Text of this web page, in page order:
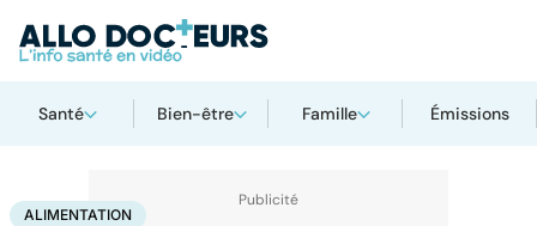
Santé Bien-être Famille Émissions
AccueilBien-être Nutrition Alimentation
ALIMENTATION